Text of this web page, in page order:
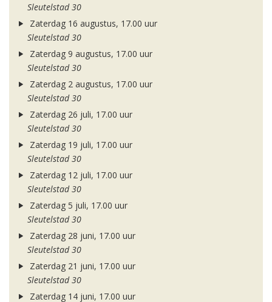
Sleutelstad 30
Zaterdag 16 augustus, 17.00 uur
Sleutelstad 30
Zaterdag 9 augustus, 17.00 uur
Sleutelstad 30
Zaterdag 2 augustus, 17.00 uur
Sleutelstad 30
Zaterdag 26 juli, 17.00 uur
Sleutelstad 30
Zaterdag 19 juli, 17.00 uur
Sleutelstad 30
Zaterdag 12 juli, 17.00 uur
Sleutelstad 30
Zaterdag 5 juli, 17.00 uur
Sleutelstad 30
Zaterdag 28 juni, 17.00 uur
Sleutelstad 30
Zaterdag 21 juni, 17.00 uur
Sleutelstad 30
Zaterdag 14 juni, 17.00 uur